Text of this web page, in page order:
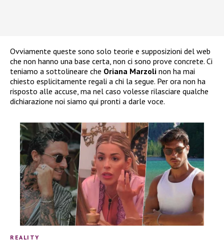
Ovviamente queste sono solo teorie e supposizioni del web
che non hanno una base certa, non ci sono prove concrete. Ci
teniamo a sottolineare che Oriana Marzoli non ha mai
chiesto esplicitamente regali a chi la segue. Per ora non ha
risposto alle accuse, ma nel caso volesse rilasciare qualche
dichiarazione noi siamo qui pronti a darle voce.
REALITY